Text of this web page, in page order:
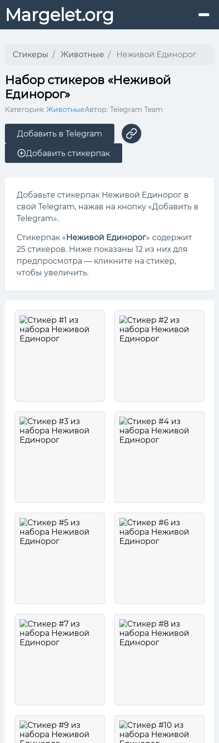
Margelet.org
Стикеры Животные Неживой Единорог
Набор стикеров «Неживой
Единорог»
Категория: ЖивотныеАвтор: Telegram Team
Добавить в Telegram
Добавить стикерпак
Добавьте стикерпак Неживой Единорог в
свой Telegram, нажав на кнопку «Добавить в
Telegram».
Стикерпак «Неживой Единорог» содержит
25 стикеров. Ниже показаны 12 из них для
предпросмотра — кликните на стикер,
чтобы увеличить.